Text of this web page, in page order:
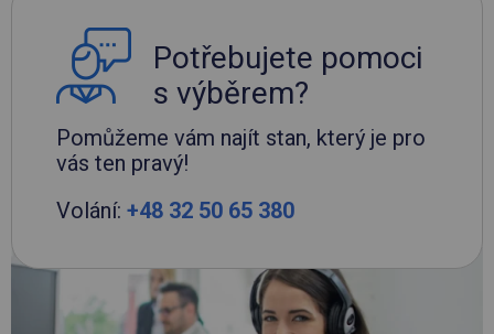
Potřebujete pomoci
s výběrem?
Pomůžeme vám najít stan, který je pro
vás ten pravý!
Volání: +48 32 50 65 380